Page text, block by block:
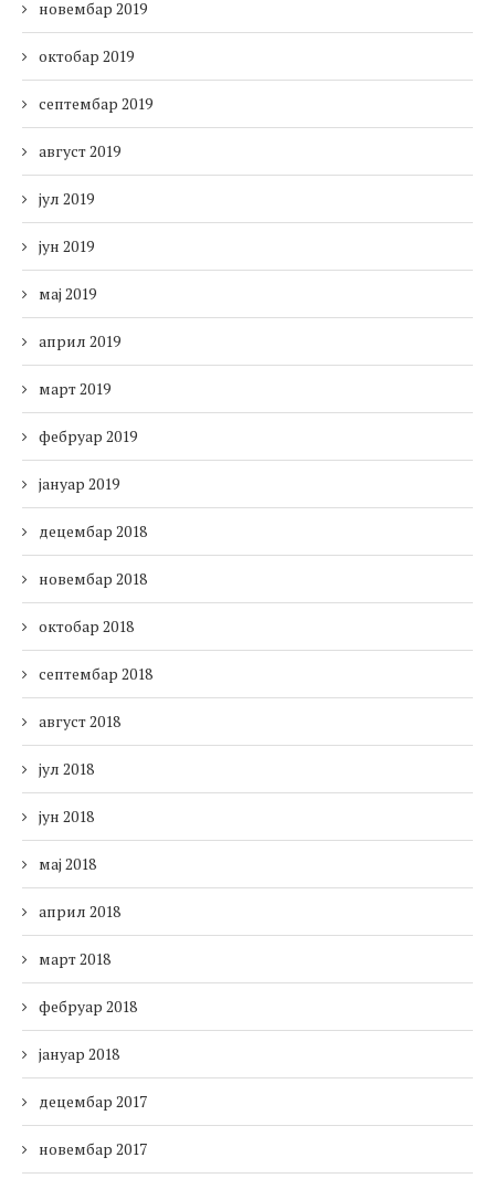
новембар 2019
октобар 2019
септембар 2019
август 2019
јул 2019
јун 2019
мај 2019
април 2019
март 2019
фебруар 2019
јануар 2019
децембар 2018
новембар 2018
октобар 2018
септембар 2018
август 2018
јул 2018
јун 2018
мај 2018
април 2018
март 2018
фебруар 2018
јануар 2018
децембар 2017
новембар 2017